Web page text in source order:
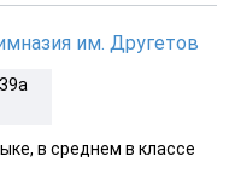
им. Другетов
в среднем в классе